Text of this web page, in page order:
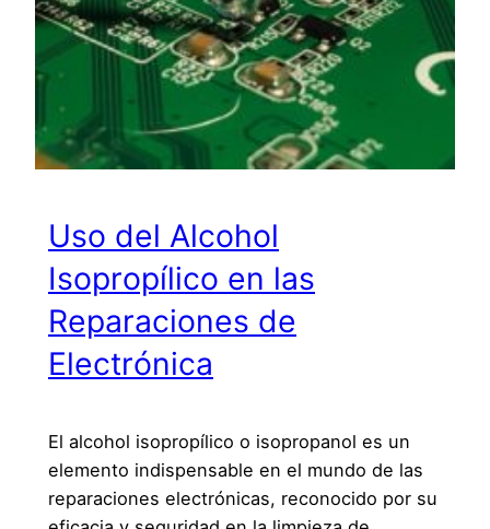
Uso del Alcohol
Isopropílico en las
Reparaciones de
Electrónica
El alcohol isopropílico o isopropanol es un
elemento indispensable en el mundo de las
reparaciones electrónicas, reconocido por su